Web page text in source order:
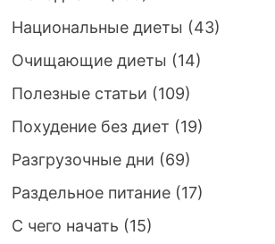
Национальные диеты (43)
Очищающие диеты (14)
Полезные статьи (109)
Похудение без диет (19)
Разгрузочные дни (69)
Раздельное питание(17)
С чего начать (15)